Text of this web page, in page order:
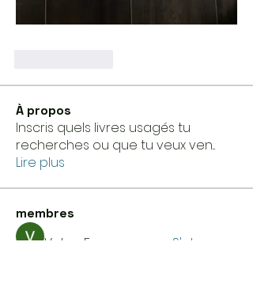
À propos
Inscris quels livres usagés tu
recherches ou que tu veux ven...
Lire plus
membres
Volpa Faro S'abonner